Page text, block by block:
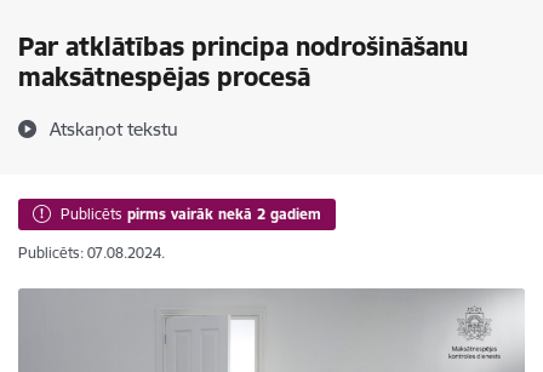
Par atklātības principa nodrošināšanu
maksātnespējas procesā
Atskaņot tekstu
Publicēts pirms vairāk nekā 2 gadiem
Publicēts: 07.08.2024.